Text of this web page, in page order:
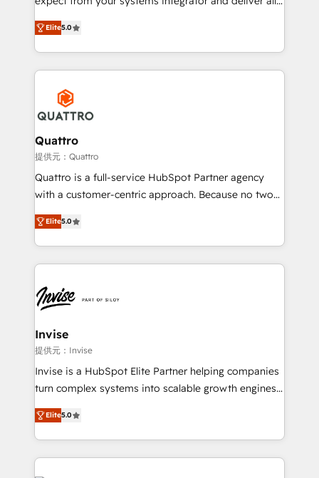
the agency services you'd expect from your
HubSpot Solutions Partner. As one of the UK's
longest-standing partners, we are experts at
maximising the value of the HubSpot platform and
building an integrated growth stack that brings your
business, operational and technical requirements to
life, and creates a 360˚ view of your customer to
help your teams do more. We specialise in HubSpot
technical services, website design and development
as well as agency services that help set you up for
success. Now, more than ever you need to connect
customer service. It's time to empower your teams
to create great customer experiences that generate
happen.
Elite5.0
Quattro
提供元：Quattro
Quattro is a full-service HubSpot Partner agency
with a customer-centric approach. Because no two
clients have the same needs, Quattro offer a
bespoke approach for every client. Services include
business growth strategies, sales enablement, CRM
set-up, Migrations, Integrations, Enterprise level
Ops Hub Software, inbound marketing strategy,
content strategies, branding, HubSpot CMS,
bespoke web apps and growth driven design
websites. Experienced in helping Global B2B
Manufacturers, Fintech, Professional Services, IT and
SaaS industries.
Elite5.0
Invise
提供元：Invise
Invise is a HubSpot Elite Partner helping companies
turn complex systems into scalable growth engines.
We combine strategy, technology and change
management to drive measurable results. As part of
the fast-growing Siloy Group, we unite more than
250+ HubSpot experts across Europe – ready to
build a CRM architecture optimized to support your
Elite5.0